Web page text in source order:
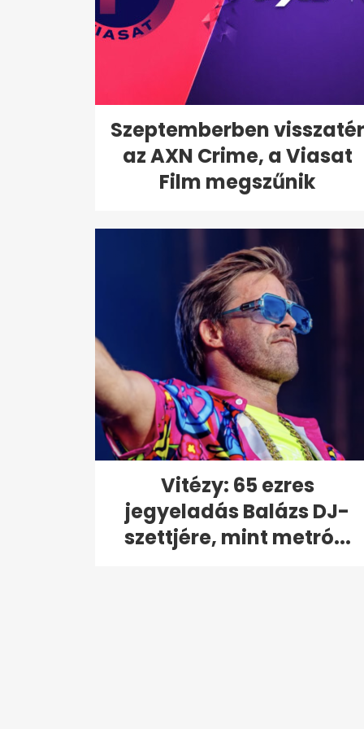
Szeptemberben visszatér
az AXN Crime, a Viasat
Film megszűnik
Vitézy: 65 ezres
jegyeladás Balázs DJ-
szettjére, mint metró...